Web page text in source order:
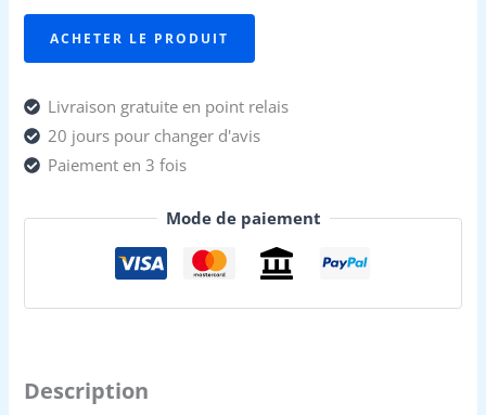
ACHETER LE PRODUIT
Livraison gratuite en point relais
20 jours pour changer d'avis
Paiement en 3 fois
Mode de paiement
Description